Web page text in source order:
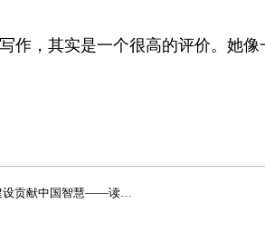
作，其实是一个很高的评价。她像
读《儿童文学批评价值体系研究》